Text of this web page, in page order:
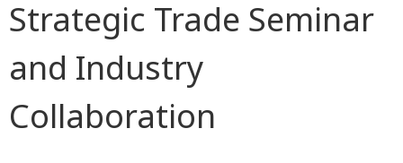
Strategic Trade Seminar
and Industry
Collaboration